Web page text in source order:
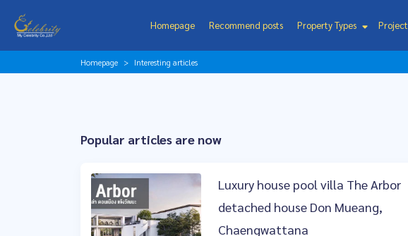
Homepage Recommend posts Property Types Project
Homepage Interesting articles
Popular articles are now
Luxury house pool villa The Arbor
detached house Don Mueang,
Chaengwattana